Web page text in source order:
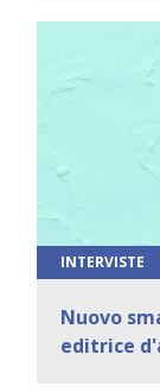
INTERVISTE
Nuovo
editrice